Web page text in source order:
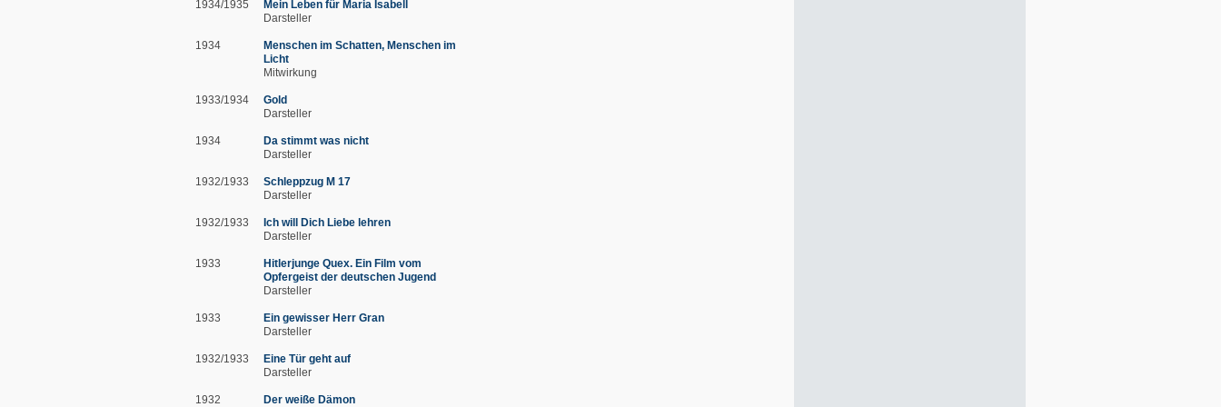
1934/1935
Mein Leben für Maria Isabell
Darsteller
1934
Menschen im Schatten, Menschen im
Licht
Mitwirkung
1933/1934
Gold
Darsteller
1934
Da stimmt was nicht
Darsteller
1932/1933
Schleppzug M 17
Darsteller
1932/1933
Ich will Dich Liebe lehren
Darsteller
1933
Hitlerjunge Quex. Ein Film vom
Opfergeist der deutschen Jugend
Darsteller
1933
Ein gewisser Herr Gran
Darsteller
1932/1933
Eine Tür geht auf
Darsteller
1932
Der weiße Dämon